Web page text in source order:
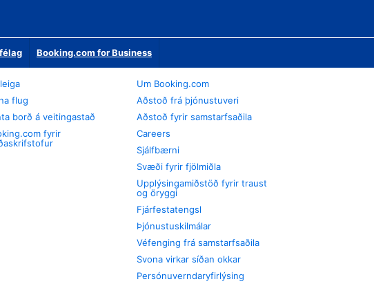
Booking.com for Business
flug
borð á veitingastað
fyrir
Um Booking.com
Aðstoð frá þjónustuveri
Aðstoð fyrir samstarfsaðila
Careers
Sjálfbærni
Svæði fyrir fjölmiðla
Upplýsingamiðstöð fyrir traust
og öryggi
Fjárfestatengsl
Þjónustuskilmálar
Véfenging frá samstarfsaðila
Svona virkar síðan okkar
Persónuverndaryfirlýsing